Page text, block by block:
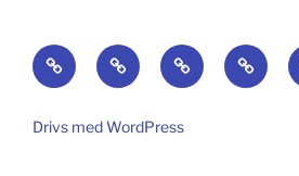
Hem Om Aktuellt Länkar
Drivs med WordPress